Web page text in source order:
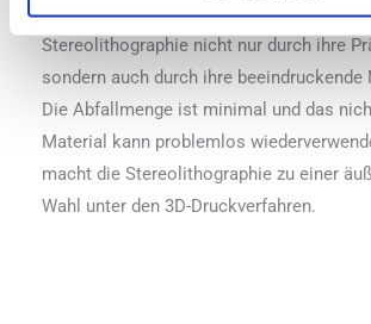
anderen 3D-Drucktechnologien sticht die
Stereolithographie nicht nur durch ihre
sondern auch durch ihre
Die Abfallmenge ist minimal und das
Material kann problemlos
macht die Stereolithographie zu einer
Wahl unter den 3D-Druckverfahren.